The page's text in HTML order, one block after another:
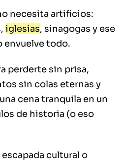
necesita artificios:
iglesias, sinagogas y ese
envuelve todo.
perderte sin prisa,
sin colas eternas y
cena tranquila en un
de historia (o eso
escapada cultural o